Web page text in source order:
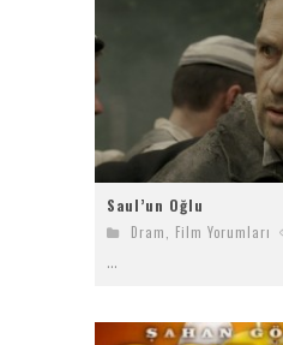
Saul’un Oğlu
Dram Film Yorumları
...